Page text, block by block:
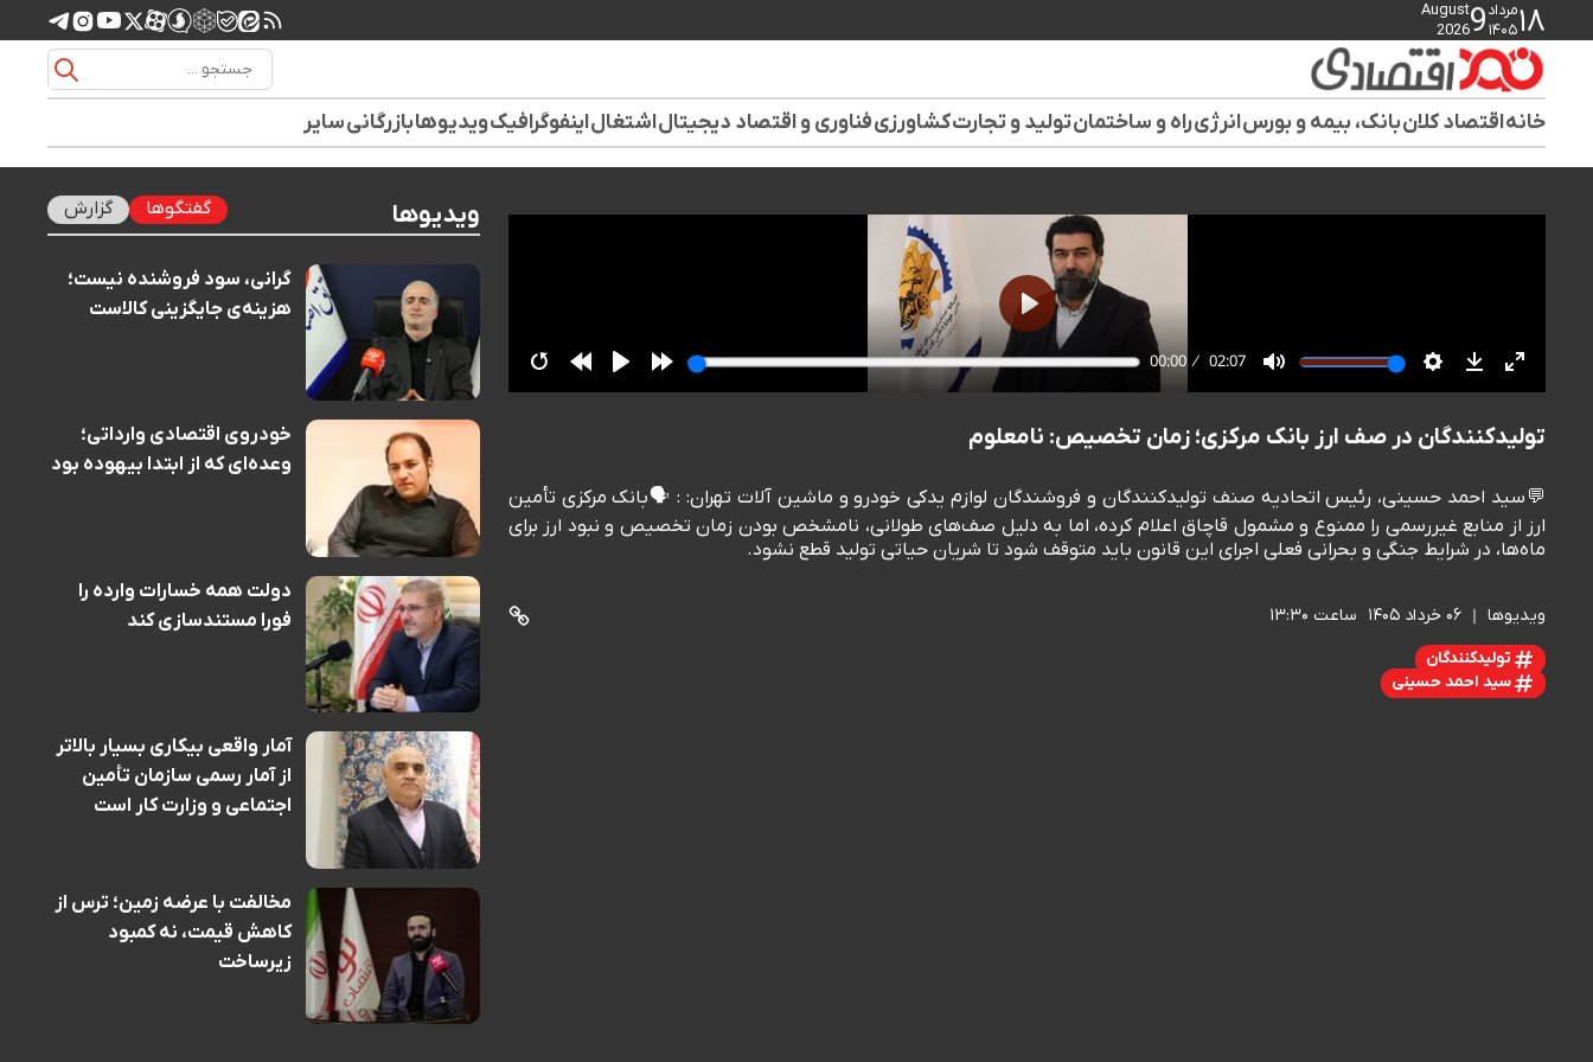
۱۸مرداد
۱۴۰۵9
August
2026
خانهاقتصاد کلانبانک، بیمه و بورسانرژیراه و ساختمانتولید و تجارتکشاورزیفناوری و اقتصاد دیجیتالاشتغالاینفوگرافیکویدیوهابازرگانیسایر
تولیدکنندگان در صف ارز بانک مرکزی؛ زمان تخصیص: نامعلوم
💬سید احمد حسینی، رئیس اتحادیه صنف تولیدکنندگان و فروشندگان لوازم یدکی خودرو و ماشین آلات تهران: : 🗣️بانک مرکزی تأمین
ارز از منابع غیررسمی را ممنوع و مشمول قاچاق اعلام کرده، اما به دلیل صف‌های طولانی، نامشخص بودن زمان تخصیص و نبود ارز برای
ماه‌ها، در شرایط جنگی و بحرانی فعلی اجرای این قانون باید متوقف شود تا شریان حیاتی تولید قطع نشود.
ویدیوها ۰۶ خرداد ۱۴۰۵ ساعت ۱۳:۳۰
تولیدکنندگان
سید احمد حسینی
ویدیوها گفتگوها گزارش
گرانی، سود فروشنده نیست؛
هزینه‌ی جایگزینی کالاست
خودروی اقتصادی وارداتی؛
وعده‌ای که از ابتدا بیهوده بود
دولت همه خسارات وارده را
فورا مستندسازی کند
آمار واقعی بیکاری بسیار بالاتر
از آمار رسمی سازمان تأمین
اجتماعی و وزارت کار است
مخالفت با عرضه زمین؛ ترس از
کاهش قیمت، نه کمبود
زیرساخت